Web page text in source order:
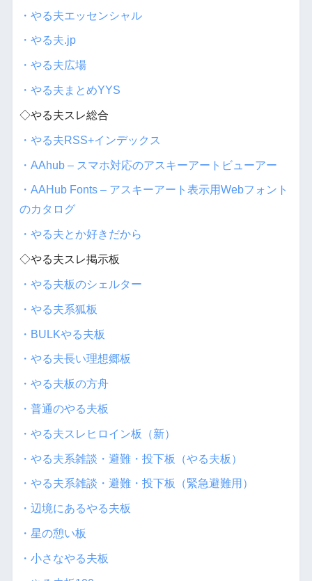
・やる夫エッセンシャル
・やる夫.jp
・やる夫広場
・やる夫まとめYYS
◇やる夫スレ総合
・やる夫RSS+インデックス
・AAhub – スマホ対応のアスキーアートビューアー
・AAHub Fonts – アスキーアート表示用Webフォント
のカタログ
・やる夫とか好きだから
◇やる夫スレ掲示板
・やる夫板のシェルター
・やる夫系狐板
・BULKやる夫板
・やる夫長い理想郷板
・やる夫板の方舟
・普通のやる夫板
・やる夫スレヒロイン板（新）
・やる夫系雑談・避難・投下板（やる夫板）
・やる夫系雑談・避難・投下板（緊急避難用）
・辺境にあるやる夫板
・星の憩い板
・小さなやる夫板